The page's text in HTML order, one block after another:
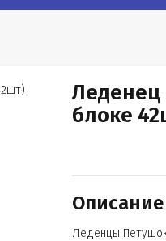
Леденец
блоке
Леденцы